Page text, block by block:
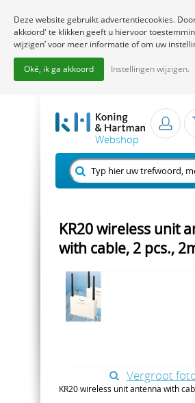
KR20 wireless unit
with cable, 2 pcs.,
Vergroot
KR20 wireless unit antenna with
Deze website gebruikt advertentiecookies.
akkoord' te klikken geeft u hiervoor
wijzigen’ voor meer informatie of om uw
Oké, ik ga akkoord Instellingen wijzigen.